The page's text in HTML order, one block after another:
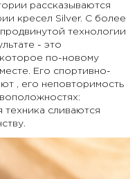
рассказываются
кресел Silver. С более
технологии
- это
по-новому
Его спортивно-
, его неповторимость
техника сливаются